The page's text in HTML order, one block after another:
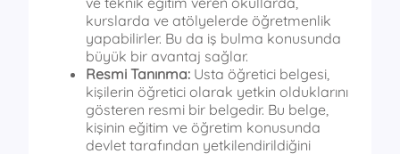
kurslarda ve atölyelerde öğretmenlik
yapabilirler. Bu da iş bulma konusunda
büyük bir avantaj sağlar.
Resmi Tanınma: Usta öğretici belgesi,
kişilerin öğretici olarak yetkin olduklarını
gösteren resmi bir belgedir. Bu belge,
kişinin eğitim ve öğretim konusunda
devlet tarafından yetkilendirildiğini